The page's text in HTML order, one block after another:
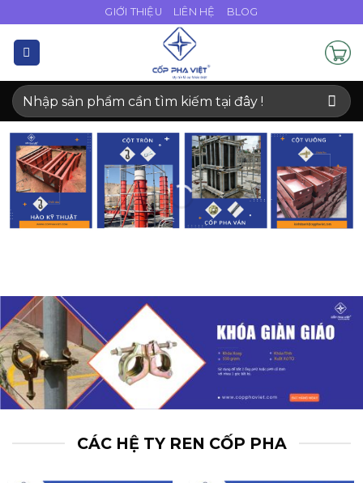
dung
GIỚI THIỆU LIÊN HỆ BLOG
Tìm
kiếm:
CÁC HỆ TY REN CỐP PHA